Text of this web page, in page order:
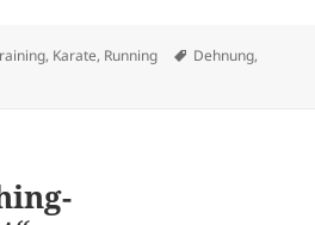
, Karate, Running Schlagwörter
Dehnung,